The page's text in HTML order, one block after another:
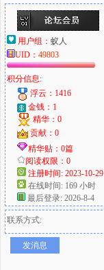
用户组： 蚁人
UID： 49803
积分信息:
浮云：1416
金钱：1
精华：0
贡献：0
精华贴：0篇
阅读权限：0
注册时间: 2023-10-29
在线时间: 169 小时
最后登录: 2026-8-4
联系方式:
发消息